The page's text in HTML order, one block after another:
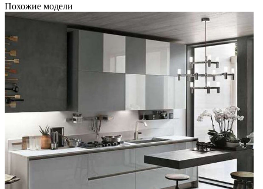
Похожие модели